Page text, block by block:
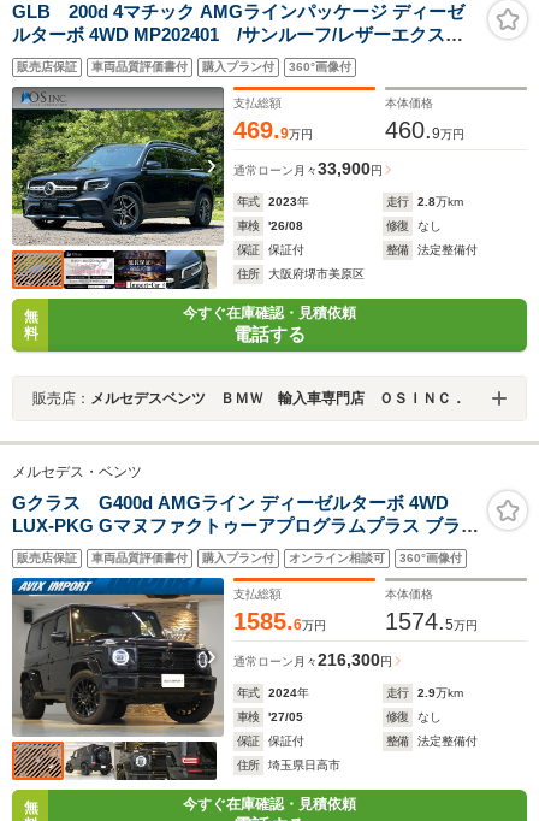
GLB 200d 4マチック AMGラインパッケージ ディーゼ
ルターボ 4WD MP202401 /サンルーフ/レザーエクスク
ルーシブP/赤革/レーダーセーフティP/ディーゼルターボ/
全周囲カメラ/64色アンビエントライト/パワートランク/純
正ナビ/Bluetooth/パワーシート/シートヒーター
販売店保証 車両品質評価書付 購入プラン付 360°画像付
支払総額
469.9万円
本体価格
460.9万円
通常ローン 月々33,900円
年式 2023年 走行 2.8万km
車検
'26/08 修復
なし
保証
保証付 整備
法定整備付
住所
大阪府堺市美原区
無
料
今すぐ在庫確認・見積依頼
電話する
販売店： メルセデスベンツ ＢＭＷ 輸入車専門店 ＯＳＩＮＣ．
メルセデス・ベンツ
Gクラス G400d AMGライン ディーゼルターボ 4WD
LUX-PKG Gマヌファクトゥーアプログラムプラス ブラッ
クアウトカスタム アダプティブダンピングS ガラスSR グ
レー革 RSP 純正HDDナビ地デジ360°カメラ ブルメスタ
ー AMG20AW(黒塗装) 禁煙 1オーナー 新車保証
販売店保証 車両品質評価書付 購入プラン付 オンライン相談可 360°画像付
支払総額
1585.6万円
本体価格
1574.5万円
通常ローン 月々216,300円
年式 2024年 走行 2.9万km
車検
'27/05 修復
なし
保証
保証付 整備
法定整備付
住所
埼玉県日高市
無
今すぐ在庫確認・見積依頼